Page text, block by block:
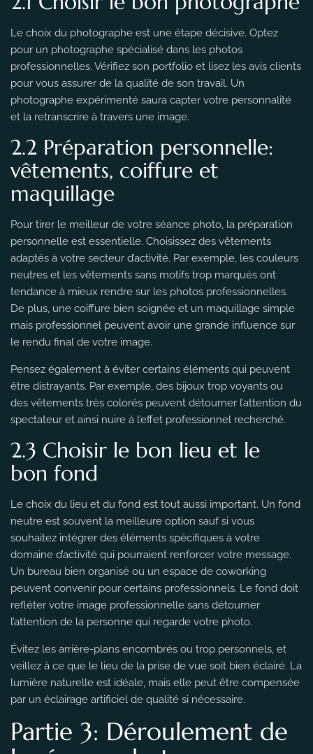
Le choix du photographe est une étape décisive. Optez
pour un photographe spécialisé dans les photos
professionnelles. Vérifiez son portfolio et lisez les avis clients
pour vous assurer de la qualité de son travail. Un
photographe expérimenté saura capter votre personnalité
et la retranscrire à travers une image.
2.2 Préparation personnelle:
vêtements, coiffure et
maquillage
Pour tirer le meilleur de votre séance photo, la préparation
personnelle est essentielle. Choisissez des vêtements
adaptés à votre secteur d’activité. Par exemple, les couleurs
neutres et les vêtements sans motifs trop marqués ont
tendance à mieux rendre sur les photos professionnelles.
De plus, une coiffure bien soignée et un maquillage simple
mais professionnel peuvent avoir une grande influence sur
le rendu final de votre image.
Pensez également à éviter certains éléments qui peuvent
être distrayants. Par exemple, des bijoux trop voyants ou
des vêtements très colorés peuvent détourner l’attention du
spectateur et ainsi nuire à l’effet professionnel recherché.
2.3 Choisir le bon lieu et le
bon fond
Le choix du lieu et du fond est tout aussi important. Un fond
neutre est souvent la meilleure option sauf si vous
souhaitez intégrer des éléments spécifiques à votre
domaine d’activité qui pourraient renforcer votre message.
Un bureau bien organisé ou un espace de coworking
peuvent convenir pour certains professionnels. Le fond doit
refléter votre image professionnelle sans détourner
l’attention de la personne qui regarde votre photo.
Évitez les arrière-plans encombrés ou trop personnels, et
veillez à ce que le lieu de la prise de vue soit bien éclairé. La
lumière naturelle est idéale, mais elle peut être compensée
par un éclairage artificiel de qualité si nécessaire.
Partie 3: Déroulement de